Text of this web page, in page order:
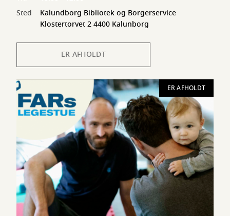
ER AFHOLDT
Sted
Kalundborg Bibliotek og Borgerservice
Klostertorvet 2 4400 Kalunborg
ER AFHOLDT